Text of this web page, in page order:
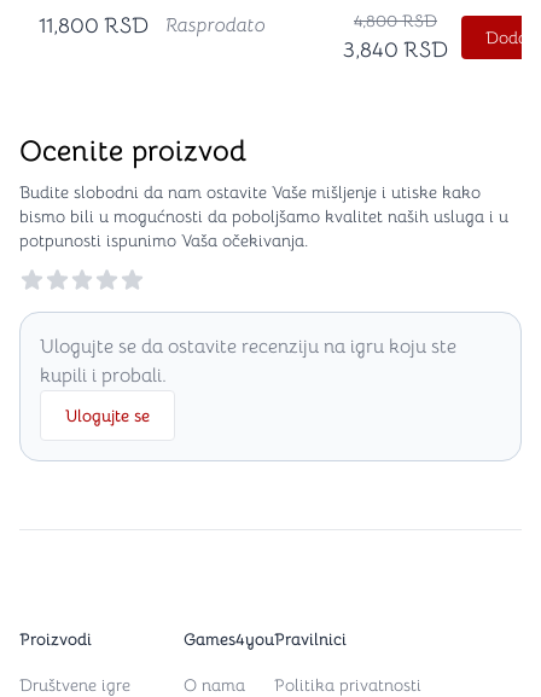
11,800 RSD Rasprodato 4,800 RSD
3,840 RSD
Ocenite proizvod
Budite slobodni da nam ostavite Vaše mišljenje i utiske kako
bismo bili u mogućnosti da poboljšamo kvalitet naših usluga i u
potpunosti ispunimo Vaša očekivanja.
Reviews
Ulogujte se da ostavite recenziju na igru koju ste
kupili i probali.
Ulogujte se
Proizvodi
Društvene igre
Games4you
O nama
Pravilnici
Politika privatnosti